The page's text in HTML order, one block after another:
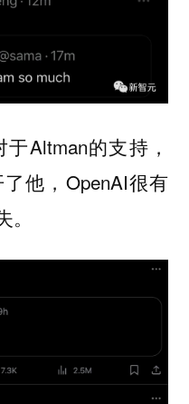
Altman的支持，
他，OpenAI很有